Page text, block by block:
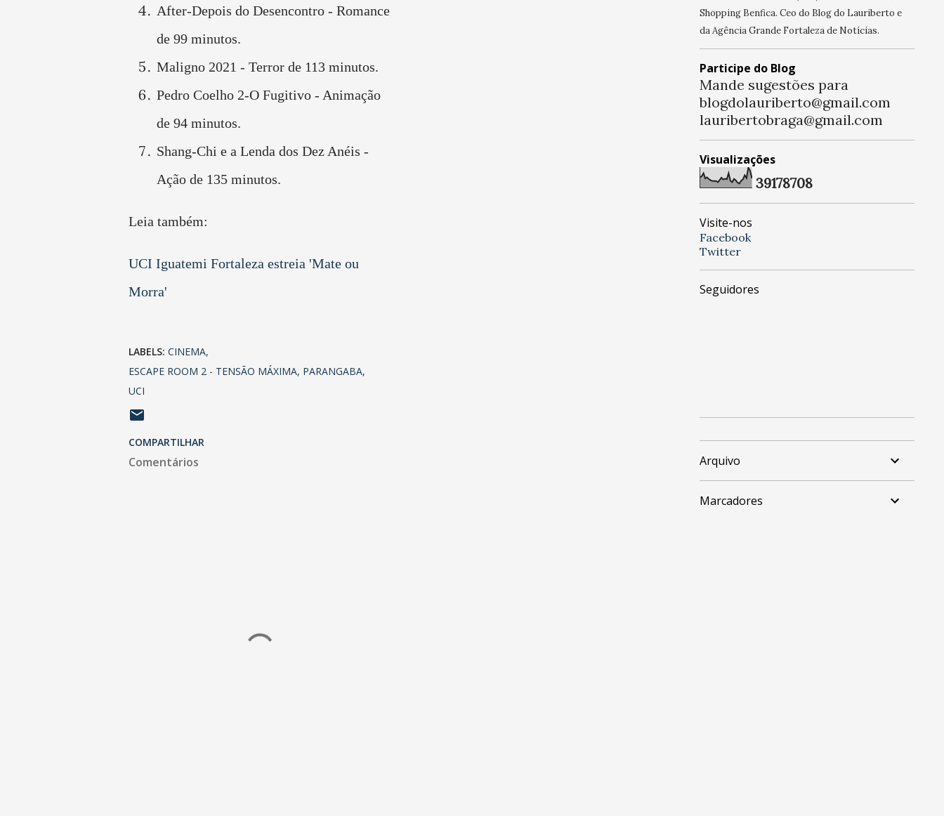
After-Depois do Desencontro - Romance
de 99 minutos.
Maligno 2021 - Terror de 113 minutos.
Pedro Coelho 2-O Fugitivo - Animação
de 94 minutos.
Shang-Chi e a Lenda dos Dez Anéis -
Ação de 135 minutos.
Leia também:
UCI Iguatemi Fortaleza estreia 'Mate ou
Morra'
LABELS: CINEMA
ESCAPE ROOM 2 - TENSÃO MÁXIMA PARANGABA
UCI
COMPARTILHAR
Comentários
Shopping Benfica. Ceo do Blog do Lauriberto e
da Agência Grande Fortaleza de Notícias.
Participe do Blog
Mande sugestões para
blogdolauriberto@gmail.com
lauribertobraga@gmail.com
Visualizações
39178708
Visite-nos
Facebook
Twitter
Seguidores
Arquivo
Marcadores